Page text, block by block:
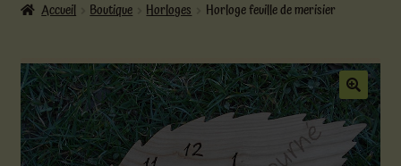
le
menu
enfant
Actualités
Accueil Boutique Horloges Horloge feuille de merisier